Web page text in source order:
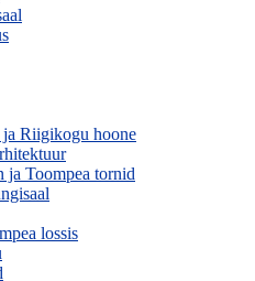
ja Riigikogu hoone
ja Toompea tornid
lossis